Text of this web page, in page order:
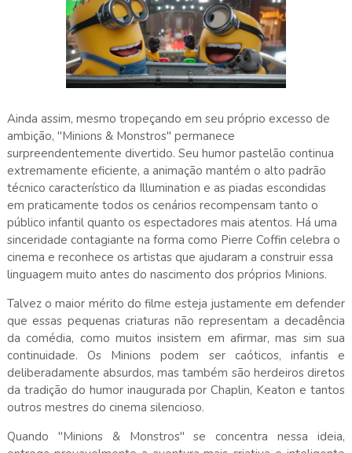
Ainda assim, mesmo tropeçando em seu próprio excesso de
ambição, "Minions & Monstros" permanece
surpreendentemente divertido. Seu humor pastelão continua
extremamente eficiente, a animação mantém o alto padrão
técnico característico da Illumination e as piadas escondidas
em praticamente todos os cenários recompensam tanto o
público infantil quanto os espectadores mais atentos. Há uma
sinceridade contagiante na forma como Pierre Coffin celebra o
cinema e reconhece os artistas que ajudaram a construir essa
linguagem muito antes do nascimento dos próprios Minions.
Talvez o maior mérito do filme esteja justamente em defender
que essas pequenas criaturas não representam a decadência
da comédia, como muitos insistem em afirmar, mas sim sua
continuidade. Os Minions podem ser caóticos, infantis e
deliberadamente absurdos, mas também são herdeiros diretos
da tradição do humor inaugurada por Chaplin, Keaton e tantos
outros mestres do cinema silencioso.
Quando "Minions & Monstros" se concentra nessa ideia,